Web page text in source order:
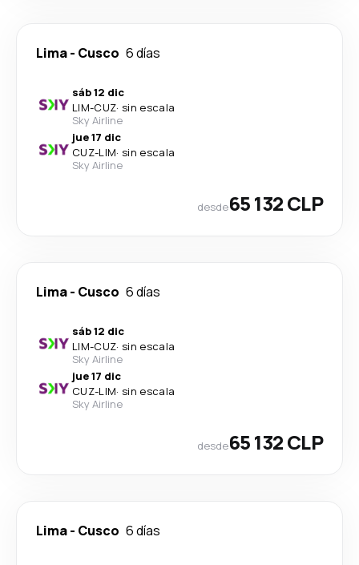
Lima- Cusco 6 días
sáb 12 dic
LIM-CUZ· sin escala
Sky Airline
jue 17 dic
CUZ-LIM· sin escala
Sky Airline
desde65 132 CLP
Lima- Cusco 6 días
sáb 12 dic
LIM-CUZ· sin escala
Sky Airline
jue 17 dic
CUZ-LIM· sin escala
Sky Airline
desde65 132 CLP
Lima- Cusco 6 días